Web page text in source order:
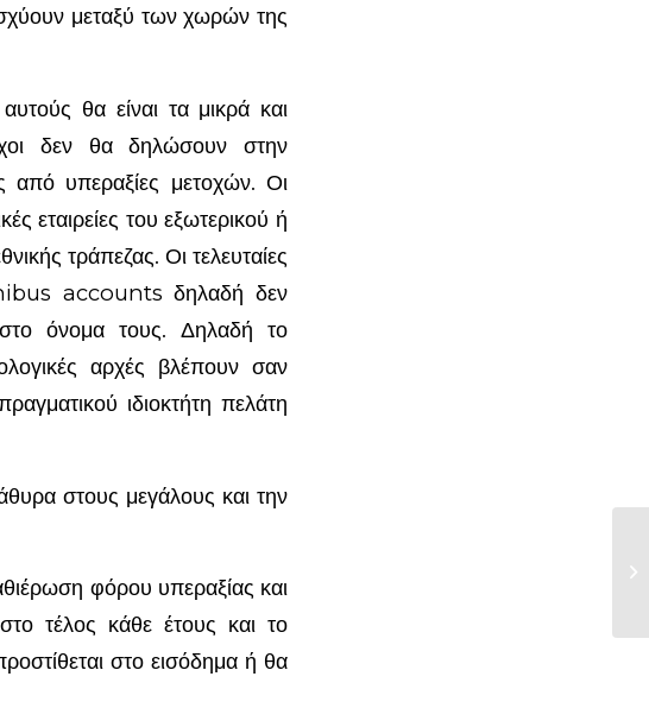
μεταξύ των χωρών της
θα είναι τα μικρά και
δεν θα δηλώσουν στην
από υπεραξίες μετοχών. Οι
εταιρείες του εξωτερικού ή
τράπεζας. Οι τελευταίες
accounts δηλαδή δεν
όνομα τους. Δηλαδή το
αρχές βλέπουν σαν
ιδιοκτήτη πελάτη
στους μεγάλους και την
φόρου υπεραξίας και
τέλος κάθε έτους και το
στο εισόδημα ή θα